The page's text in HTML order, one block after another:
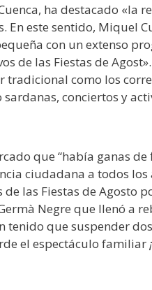
ha destacado «la
En este sentido, Miquel
con un extenso
de las Fiestas de
como los
conciertos y
que “había ganas
ciudadana a todos
las Fiestas de Agosto
Negre que llenó a
tenido que suspender
el espectáculo familiar